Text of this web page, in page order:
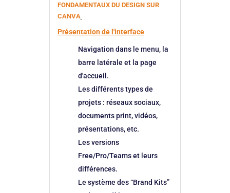
FONDAMENTAUX DU DESIGN SUR
CANVA
Présentation de l'interface
Navigation dans le menu, la
barre latérale et la page
d'accueil.
Les différents types de
projets : réseaux sociaux,
documents print, vidéos,
présentations, etc.
Les versions
Free/Pro/Teams et leurs
différences.
Le système des “Brand Kits”